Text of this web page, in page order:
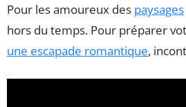
Pour les amoureux des paysages
hors du temps. Pour préparer
une escapade romantique,